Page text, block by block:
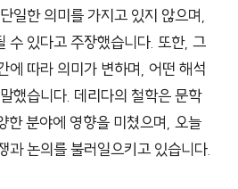
일한 의미를 가지고 있지 않으며,
수 있다고 주장했습니다. 또한, 그
에 따라 의미가 변하며, 어떤 해석
했습니다. 데리다의 철학은 문학
한 분야에 영향을 미쳤으며, 오늘
과 논의를 불러일으키고 있습니다.